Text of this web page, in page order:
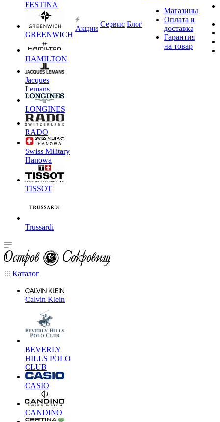
FESTINA
GREENWICH
HAMILTON
Jacques
Lemans
LONGINES
RADO
Swiss Military
Hanowa
TISSOT
Trussardi
Акции
Сервис Блог
Магазины
Оплата и
доставка
Гарантия
на товар
Каталог
Calvin Klein
BEVERLY
HILLS POLO
CLUB
CASIO
CANDINO